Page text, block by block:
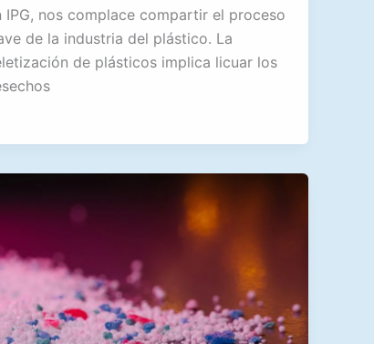
IPG, nos complace compartir el proceso
de la industria del plástico. La
de plásticos implica licuar los